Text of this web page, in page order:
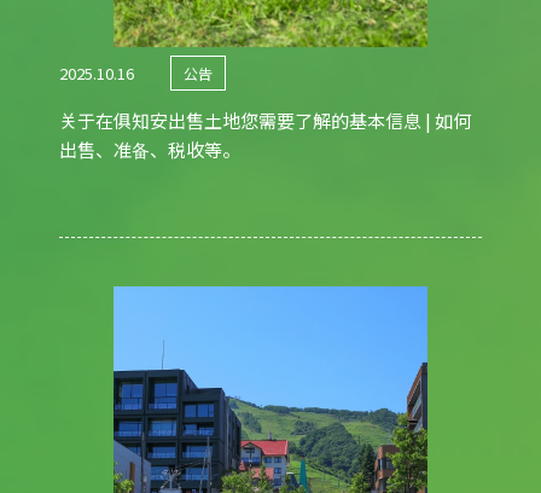
2025.10.16 公告
关于在俱知安出售土地您需要了解的基本信息 | 如何
出售、准备、税收等。